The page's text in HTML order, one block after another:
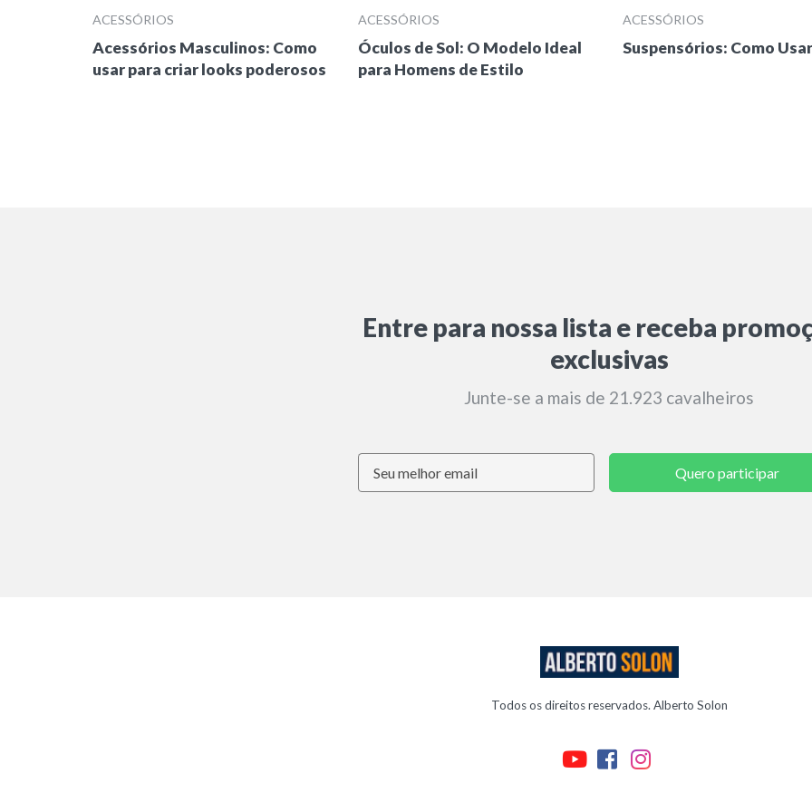
ACESSÓRIOS
Acessórios Masculinos: Como
usar para criar looks poderosos
ACESSÓRIOS
Óculos de Sol: O Modelo Ideal
para Homens de Estilo
ACESSÓRIOS
Suspensórios: Como
Entre para nossa lista e receba
exclusivas
Junte-se a mais de 21.923 cavalheiros
Quero participar
Todos os direitos reservados. Alberto Solon